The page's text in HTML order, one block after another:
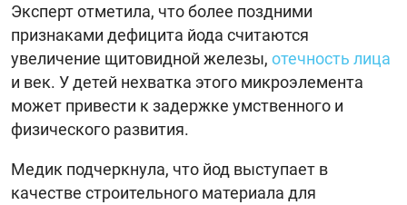
Эксперт отметила, что более поздними
признаками дефицита йода считаются
увеличение щитовидной железы, отечность лица
и век. У детей нехватка этого микроэлемента
может привести к задержке умственного и
физического развития.
Медик подчеркнула, что йод выступает в
качестве строительного материала для